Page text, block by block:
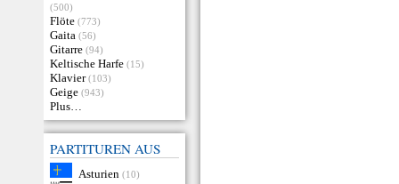
(500)
Flöte (773)
Gaita (56)
Gitarre (94)
Keltische Harfe (15)
Klavier (103)
Geige (943)
Plus…
PARTITUREN AUS
Asturien (10)